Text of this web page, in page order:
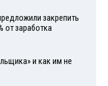
закрепить
от заработка
и как им не